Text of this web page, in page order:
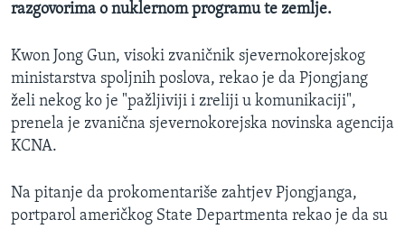
razgovorima o nuklernom programu te zemlje.
Kwon Jong Gun​, visoki zvaničnik sjevernokorejskog
ministarstva spoljnih poslova, rekao je da Pjongjang
želi nekog ko je "pažljiviji i zreliji u komunikaciji",
prenela je zvanična sjevernokorejska novinska agencija
KCNA.
Na pitanje da prokomentariše zahtjev Pjongjanga,
portparol američkog State Departmenta rekao je da su